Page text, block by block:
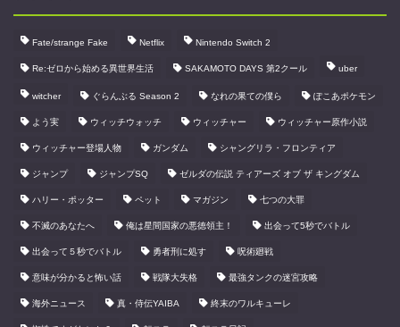
Fate/strange Fake Netflix Nintendo Switch 2
Re:ゼロから始める異世界生活 SAKAMOTO DAYS 第2クール uber
witcher ぐらんぶる Season 2 なれの果ての僕ら ぽこあポケモン
よう実 ウィッチウォッチ ウィッチャー ウィッチャー原作小説
ウィッチャー登場人物 ガンダム シャングリラ・フロンティア
ジャンプ ジャンプSQ ゼルダの伝説 ティアーズ オブ ザ キングダム
ハリー・ポッター ペット マガジン 七つの大罪
不滅のあなたへ 俺は星間国家の悪徳領主！ 出会って5秒でバトル
出会って５秒でバトル 勇者刑に処す 呪術廻戦
意味が分かると怖い話 戦隊大失格 最強タンクの迷宮攻略
海外ニュース 真・侍伝YAIBA 終末のワルキューレ